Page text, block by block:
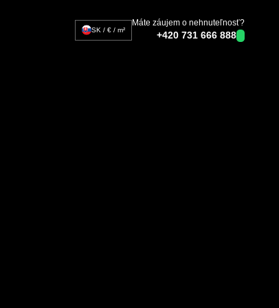
SK / € / m²
Máte záujem o nehnuteľnosť?
+420 731 666 888